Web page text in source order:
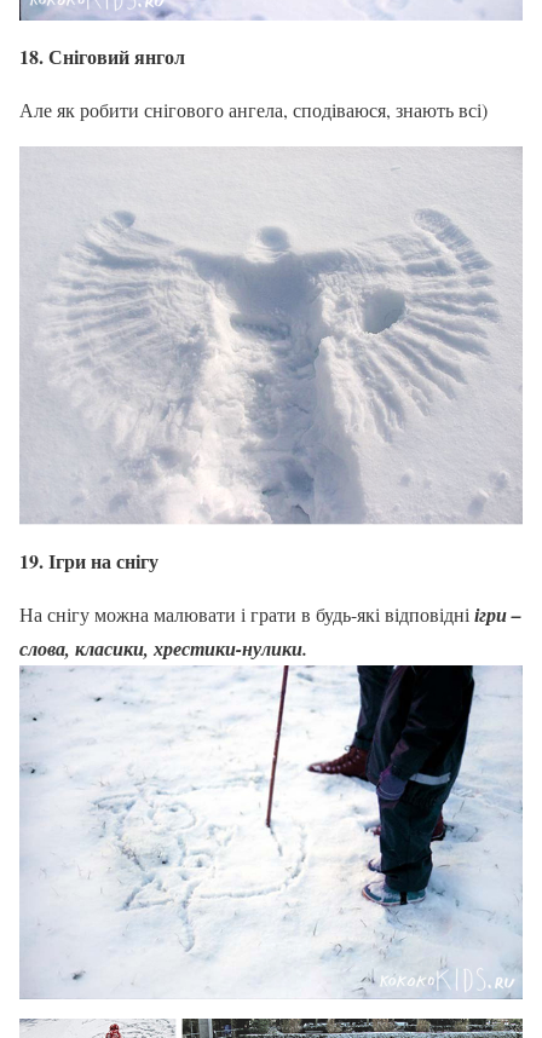
18. Сніговий янгол
Але як робити снігового ангела, сподіваюся, знають всі)
19. Ігри на снігу
На снігу можна малювати і грати в будь-які відповідні ігри –
слова, класики, хрестики-нулики.